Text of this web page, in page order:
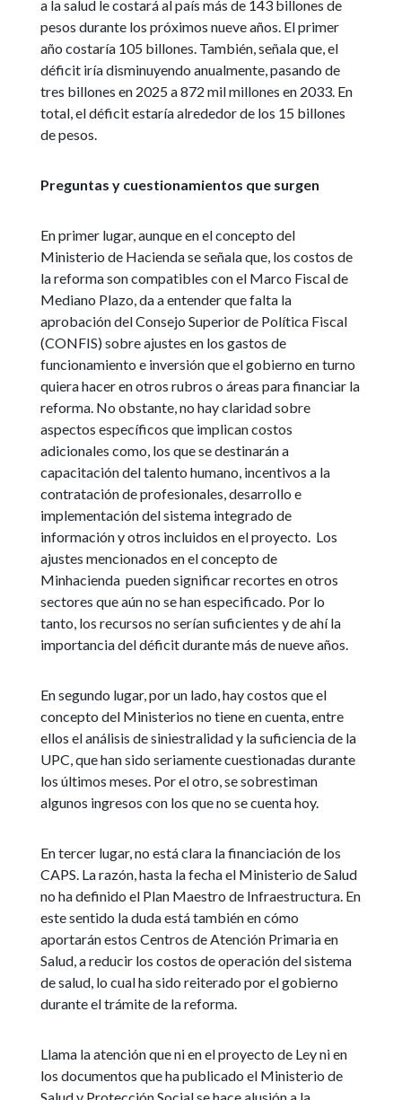
a la salud le costará al país más de 143 billones de
pesos durante los próximos nueve años. El primer
año costaría 105 billones. También, señala que, el
déficit iría disminuyendo anualmente, pasando de
tres billones en 2025 a 872 mil millones en 2033. En
total, el déficit estaría alrededor de los 15 billones
de pesos.
Preguntas y cuestionamientos que surgen
En primer lugar, aunque en el concepto del
Ministerio de Hacienda se señala que, los costos de
la reforma son compatibles con el Marco Fiscal de
Mediano Plazo, da a entender que falta la
aprobación del Consejo Superior de Política Fiscal
(CONFIS) sobre ajustes en los gastos de
funcionamiento e inversión que el gobierno en turno
quiera hacer en otros rubros o áreas para financiar la
reforma. No obstante, no hay claridad sobre
aspectos específicos que implican costos
adicionales como, los que se destinarán a
capacitación del talento humano, incentivos a la
contratación de profesionales, desarrollo e
implementación del sistema integrado de
información y otros incluidos en el proyecto. Los
ajustes mencionados en el concepto de
Minhacienda pueden significar recortes en otros
sectores que aún no se han especificado. Por lo
tanto, los recursos no serían suficientes y de ahí la
importancia del déficit durante más de nueve años.
En segundo lugar, por un lado, hay costos que el
concepto del Ministerios no tiene en cuenta, entre
ellos el análisis de siniestralidad y la suficiencia de la
UPC, que han sido seriamente cuestionadas durante
los últimos meses. Por el otro, se sobrestiman
algunos ingresos con los que no se cuenta hoy.
En tercer lugar, no está clara la financiación de los
CAPS. La razón, hasta la fecha el Ministerio de Salud
no ha definido el Plan Maestro de Infraestructura. En
este sentido la duda está también en cómo
aportarán estos Centros de Atención Primaria en
Salud, a reducir los costos de operación del sistema
de salud, lo cual ha sido reiterado por el gobierno
durante el trámite de la reforma.
Llama la atención que ni en el proyecto de Ley ni en
los documentos que ha publicado el Ministerio de